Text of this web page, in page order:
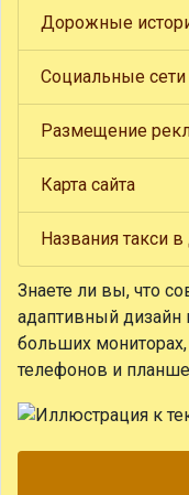
Дорожные
Социальные сети
Размещение
Карта сайта
Названия такси в
Знаете ли вы, что
адаптивный дизайн
больших
телефонов и